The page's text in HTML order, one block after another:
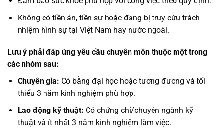
Không có tiền án, tiền sự hoặc đang bị truy cứu trách
nhiệm hình sự tại Việt Nam hay nước ngoài.
Lưu ý phải đáp ứng yêu cầu chuyên môn thuộc một trong
các nhóm sau:
Chuyên gia: Có bằng đại học hoặc tương đương và tối
thiểu 3 năm kinh nghiệm phù hợp.
Lao động kỹ thuật: Có chứng chỉ/chuyên ngành kỹ
thuật và ít nhất 3 năm kinh nghiệm làm việc.